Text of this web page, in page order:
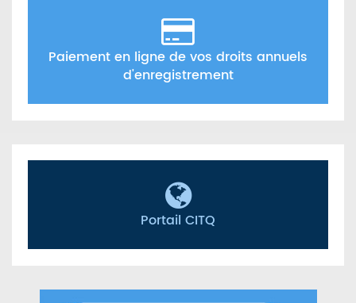
Paiement en ligne de vos droits annuels
d'enregistrement
Portail CITQ